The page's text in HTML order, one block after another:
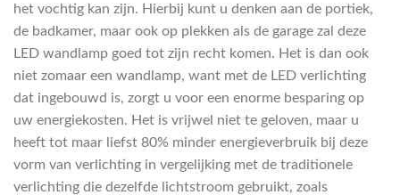
het vochtig kan zijn. Hierbij kunt u denken aan de portiek,
de badkamer, maar ook op plekken als de garage zal deze
LED wandlamp goed tot zijn recht komen. Het is dan ook
niet zomaar een wandlamp, want met de LED verlichting
dat ingebouwd is, zorgt u voor een enorme besparing op
uw energiekosten. Het is vrijwel niet te geloven, maar u
heeft tot maar liefst 80% minder energieverbruik bij deze
vorm van verlichting in vergelijking met de traditionele
verlichting die dezelfde lichtstroom gebruikt, zoals